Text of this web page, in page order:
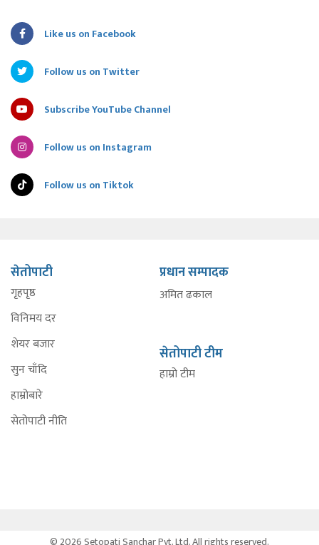
Like us on Facebook
Follow us on Twitter
Subscribe YouTube Channel
Follow us on Instagram
Follow us on Tiktok
सेतोपाटी
गृहपृष्ठ
विनिमय दर
शेयर बजार
सुन चाँदि
हाम्रोबारे
सेतोपाटी नीति
प्रधान सम्पादक
अमित ढकाल
सेतोपाटी टीम
हाम्रो टीम